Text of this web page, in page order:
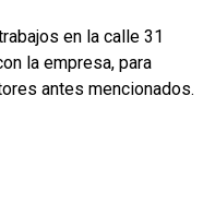
en la calle 31
la empresa, para
antes mencionados.